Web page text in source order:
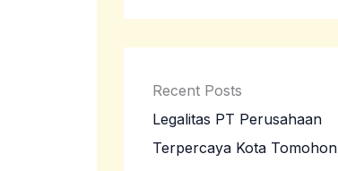
Recent Posts
Legalitas PT Perusahaan
Terpercaya Kota Tomohon